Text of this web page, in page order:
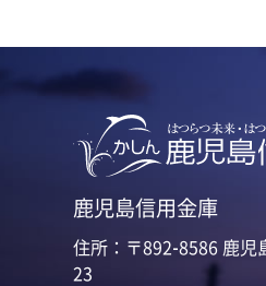
鹿児島信用金庫
住所：〒892-8586 鹿児
23